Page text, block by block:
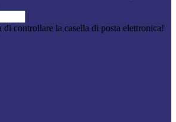
controllare la casella di posta elettronica!